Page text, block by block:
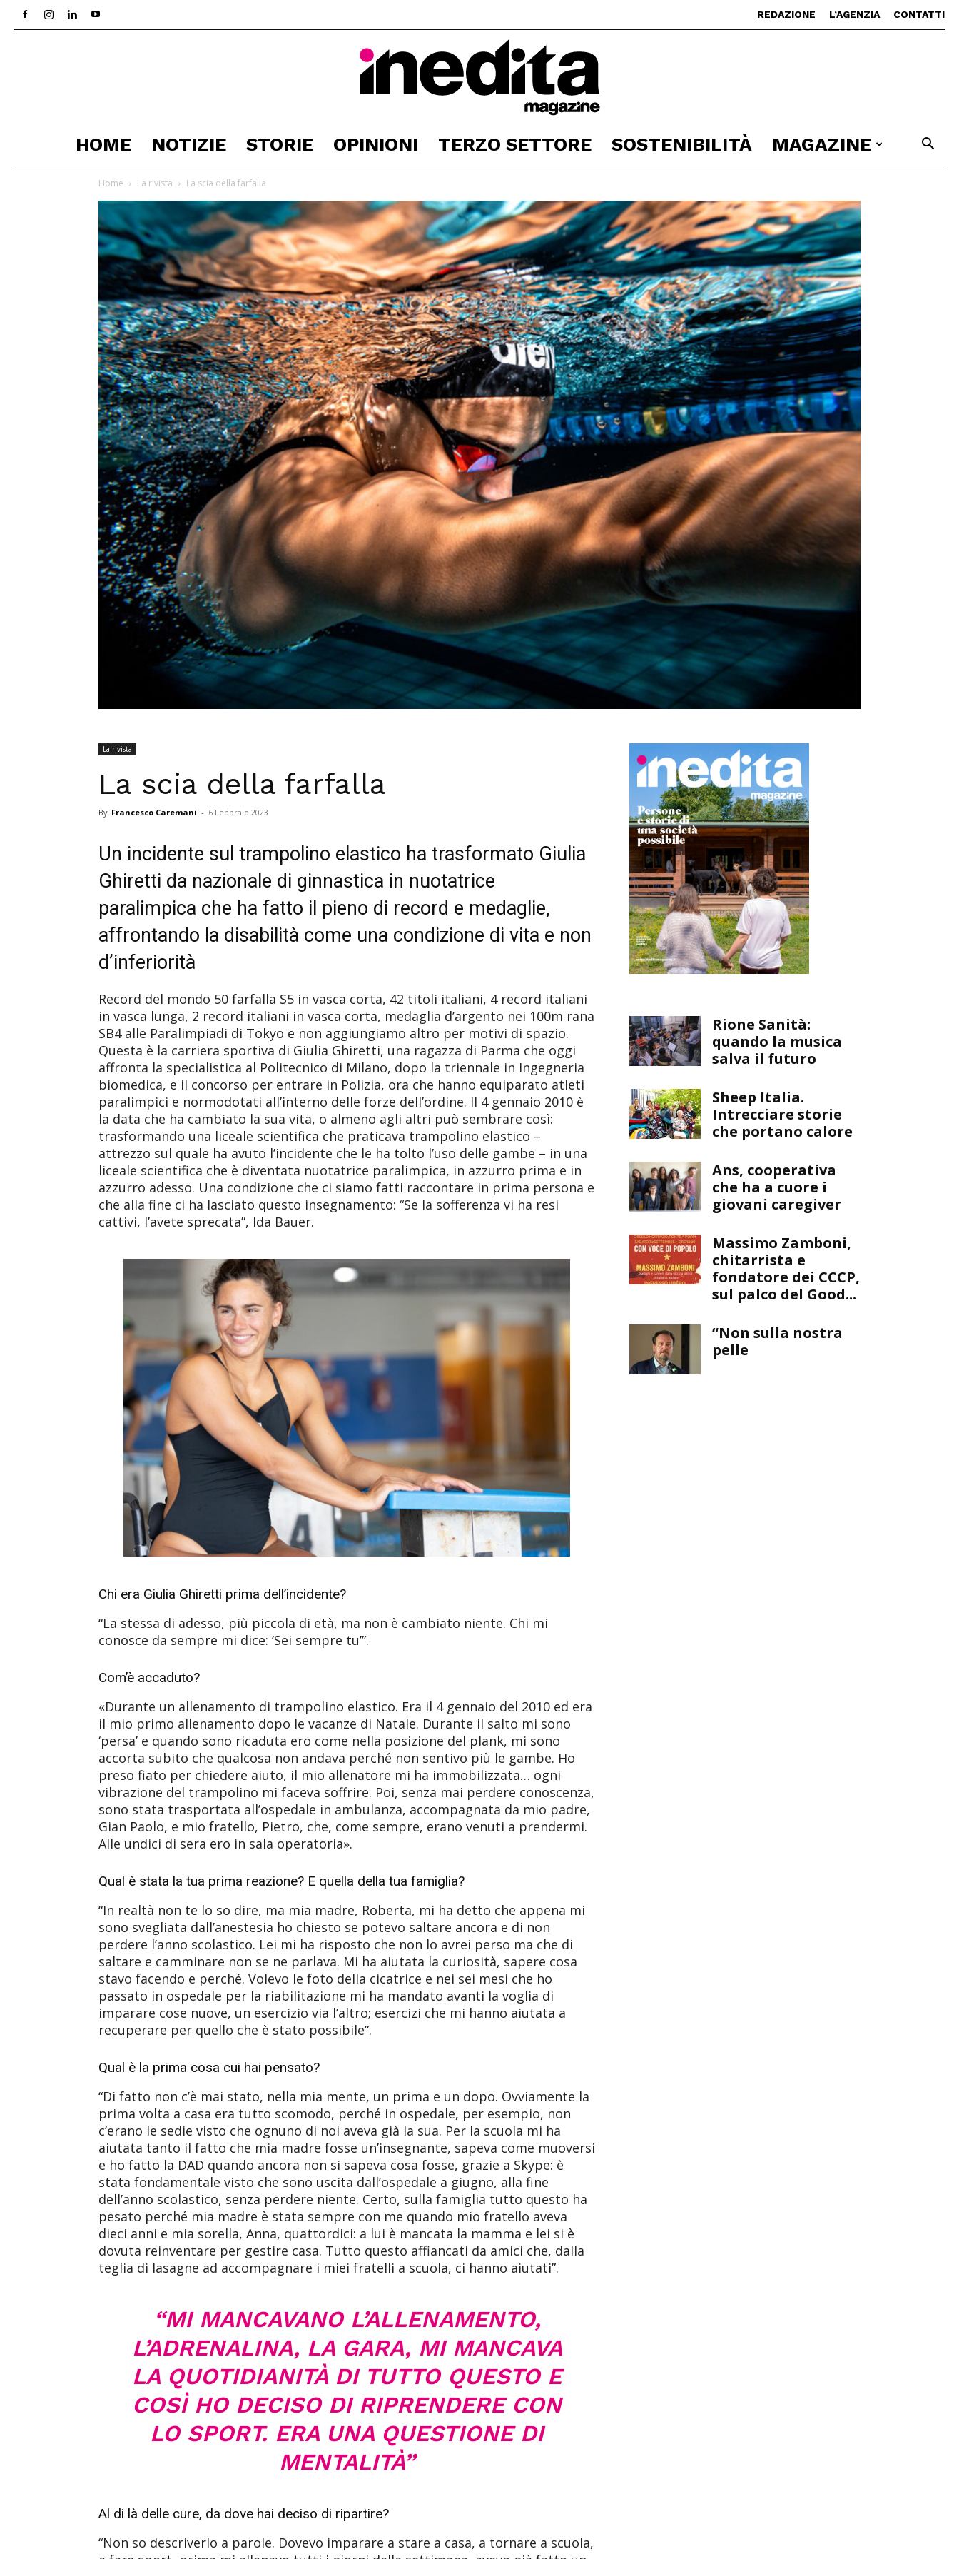
REDAZIONE L’AGENZIA CONTATTI
Inedita
Magazine
HOME NOTIZIE STORIE OPINIONI TERZO SETTORE SOSTENIBILITÀ MAGAZINE
Home La rivista La scia della farfalla
La rivista
La scia della farfalla
By Francesco Caremani - 6 Febbraio 2023
Un incidente sul trampolino elastico ha trasformato Giulia
Ghiretti da nazionale di ginnastica in nuotatrice
paralimpica che ha fatto il pieno di record e medaglie,
affrontando la disabilità come una condizione di vita e non
d’inferiorità
Record del mondo 50 farfalla S5 in vasca corta, 42 titoli italiani, 4 record italiani
in vasca lunga, 2 record italiani in vasca corta, medaglia d’argento nei 100m rana
SB4 alle Paralimpiadi di Tokyo e non aggiungiamo altro per motivi di spazio.
Questa è la carriera sportiva di Giulia Ghiretti, una ragazza di Parma che oggi
affronta la specialistica al Politecnico di Milano, dopo la triennale in Ingegneria
biomedica, e il concorso per entrare in Polizia, ora che hanno equiparato atleti
paralimpici e normodotati all’interno delle forze dell’ordine. Il 4 gennaio 2010 è
la data che ha cambiato la sua vita, o almeno agli altri può sembrare così:
trasformando una liceale scientifica che praticava trampolino elastico –
attrezzo sul quale ha avuto l’incidente che le ha tolto l’uso delle gambe – in una
liceale scientifica che è diventata nuotatrice paralimpica, in azzurro prima e in
azzurro adesso. Una condizione che ci siamo fatti raccontare in prima persona e
che alla fine ci ha lasciato questo insegnamento: “Se la sofferenza vi ha resi
cattivi, l’avete sprecata”, Ida Bauer.
Chi era Giulia Ghiretti prima dell’incidente?
“La stessa di adesso, più piccola di età, ma non è cambiato niente. Chi mi
conosce da sempre mi dice: ‘Sei sempre tu’”.
Com’è accaduto?
«Durante un allenamento di trampolino elastico. Era il 4 gennaio del 2010 ed era
il mio primo allenamento dopo le vacanze di Natale. Durante il salto mi sono
‘persa’ e quando sono ricaduta ero come nella posizione del plank, mi sono
accorta subito che qualcosa non andava perché non sentivo più le gambe. Ho
preso fiato per chiedere aiuto, il mio allenatore mi ha immobilizzata… ogni
vibrazione del trampolino mi faceva soffrire. Poi, senza mai perdere conoscenza,
sono stata trasportata all’ospedale in ambulanza, accompagnata da mio padre,
Gian Paolo, e mio fratello, Pietro, che, come sempre, erano venuti a prendermi.
Alle undici di sera ero in sala operatoria».
Qual è stata la tua prima reazione? E quella della tua famiglia?
“In realtà non te lo so dire, ma mia madre, Roberta, mi ha detto che appena mi
sono svegliata dall’anestesia ho chiesto se potevo saltare ancora e di non
perdere l’anno scolastico. Lei mi ha risposto che non lo avrei perso ma che di
saltare e camminare non se ne parlava. Mi ha aiutata la curiosità, sapere cosa
stavo facendo e perché. Volevo le foto della cicatrice e nei sei mesi che ho
passato in ospedale per la riabilitazione mi ha mandato avanti la voglia di
imparare cose nuove, un esercizio via l’altro; esercizi che mi hanno aiutata a
recuperare per quello che è stato possibile”.
Qual è la prima cosa cui hai pensato?
“Di fatto non c’è mai stato, nella mia mente, un prima e un dopo. Ovviamente la
prima volta a casa era tutto scomodo, perché in ospedale, per esempio, non
c’erano le sedie visto che ognuno di noi aveva già la sua. Per la scuola mi ha
aiutata tanto il fatto che mia madre fosse un’insegnante, sapeva come muoversi
e ho fatto la DAD quando ancora non si sapeva cosa fosse, grazie a Skype: è
stata fondamentale visto che sono uscita dall’ospedale a giugno, alla fine
dell’anno scolastico, senza perdere niente. Certo, sulla famiglia tutto questo ha
pesato perché mia madre è stata sempre con me quando mio fratello aveva
dieci anni e mia sorella, Anna, quattordici: a lui è mancata la mamma e lei si è
dovuta reinventare per gestire casa. Tutto questo affiancati da amici che, dalla
teglia di lasagne ad accompagnare i miei fratelli a scuola, ci hanno aiutati”.
“MI MANCAVANO L’ALLENAMENTO,
L’ADRENALINA, LA GARA, MI MANCAVA
LA QUOTIDIANITÀ DI TUTTO QUESTO E
COSÌ HO DECISO DI RIPRENDERE CON
LO SPORT. ERA UNA QUESTIONE DI
MENTALITÀ”
Al di là delle cure, da dove hai deciso di ripartire?
“Non so descriverlo a parole. Dovevo imparare a stare a casa, a tornare a scuola,
Rione Sanità:
quando la musica
salva il futuro
Sheep Italia.
Intrecciare storie
che portano calore
Ans, cooperativa
che ha a cuore i
giovani caregiver
Massimo Zamboni,
chitarrista e
fondatore dei CCCP,
sul palco del Good...
“Non sulla nostra
pelle